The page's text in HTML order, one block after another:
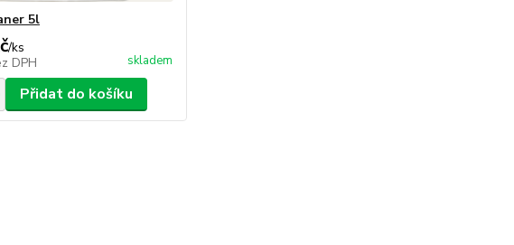
5l
/ks
DPH skladem
Přidat do košíku